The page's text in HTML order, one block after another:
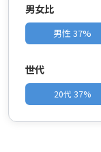
男女比
男性 37%
世代
20代 37%